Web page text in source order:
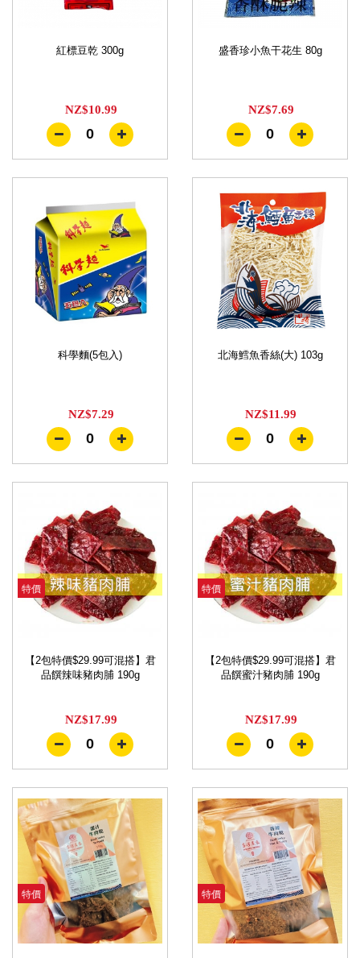
紅標豆乾 300g
NZ$10.99
0
盛香珍小魚干花生 80g
NZ$7.69
0
科學麵(5包入)
NZ$7.29
0
北海鱈魚香絲(大) 103g
NZ$11.99
0
特價
【2包特價$29.99可混搭】君
品饌辣味豬肉脯 190g
NZ$17.99
0
特價
【2包特價$29.99可混搭】君
品饌蜜汁豬肉脯 190g
NZ$17.99
0
特價 特價